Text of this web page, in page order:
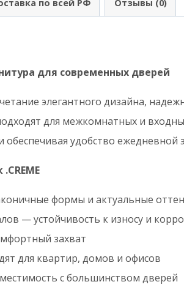
флор.
по всей РФ Отзывы (0)
для современных дверей
элегантного дизайна,
для межкомнатных и
удобство ежедневной
формы и актуальные
— устойчивость к износу и
захват
для квартир, домов и офисов
с большинством дверей